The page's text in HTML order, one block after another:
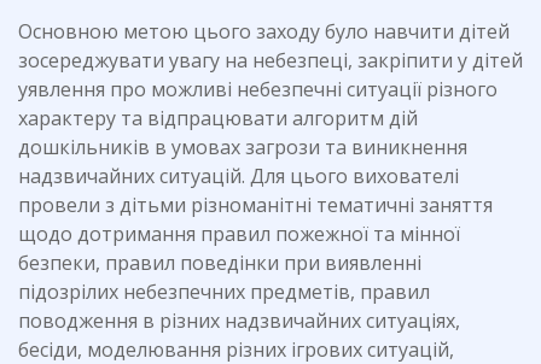
Основною метою цього заходу було навчити дітей
зосереджувати увагу на небезпеці, закріпити у дітей
уявлення про можливі небезпечні ситуації різного
характеру та відпрацювати алгоритм дій
дошкільників в умовах загрози та виникнення
надзвичайних ситуацій. Для цього вихователі
провели з дітьми різноманітні тематичні заняття
щодо дотримання правил пожежної та мінної
безпеки, правил поведінки при виявленні
підозрілих небезпечних предметів, правил
поводження в різних надзвичайних ситуаціях,
бесіди, моделювання різних ігрових ситуацій,